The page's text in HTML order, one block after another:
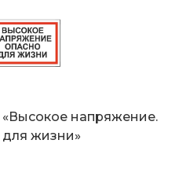
«Высокое напряжение.
жизни»